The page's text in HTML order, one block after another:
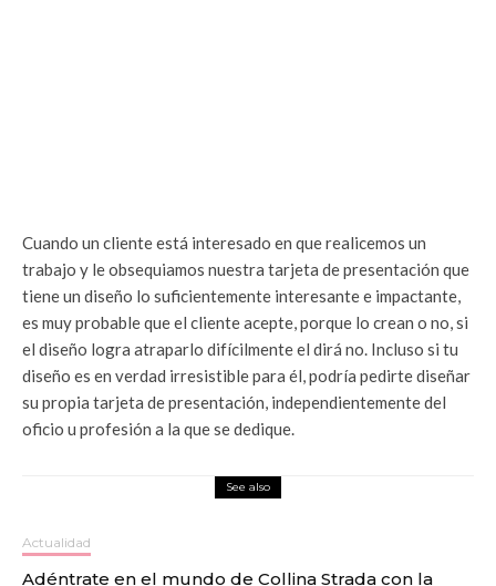
Cuando un cliente está interesado en que realicemos un
trabajo y le obsequiamos nuestra tarjeta de presentación que
tiene un diseño lo suficientemente interesante e impactante,
es muy probable que el cliente acepte, porque lo crean o no, si
el diseño logra atraparlo difícilmente el dirá no. Incluso si tu
diseño es en verdad irresistible para él, podría pedirte diseñar
su propia tarjeta de presentación, independientemente del
oficio u profesión a la que se dedique.
See also
Actualidad
Adéntrate en el mundo de Collina Strada con la